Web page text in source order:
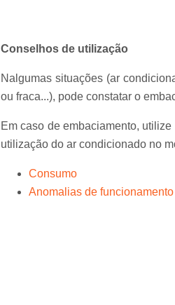
Conselhos de utilização
Nalgumas situações (ar
ou fraca...), pode constatar o
Em caso de embaciamento,
utilização do ar condicionado no
Consumo
Anomalias de funcionamento